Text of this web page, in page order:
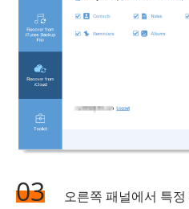
03
오른쪽 패널에서 특